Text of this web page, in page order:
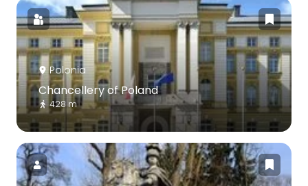
Polonia
Chancellery of Poland
428 m